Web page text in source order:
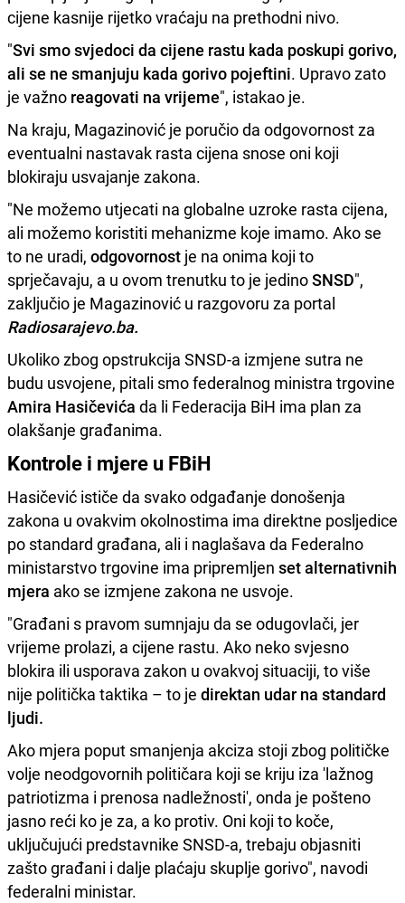
cijene kasnije rijetko vraćaju na prethodni nivo.
"Svi smo svjedoci da cijene rastu kada poskupi gorivo,
ali se ne smanjuju kada gorivo pojeftini. Upravo zato
je važno reagovati na vrijeme", istakao je.
Na kraju, Magazinović je poručio da odgovornost za
eventualni nastavak rasta cijena snose oni koji
blokiraju usvajanje zakona.
"Ne možemo utjecati na globalne uzroke rasta cijena,
ali možemo koristiti mehanizme koje imamo. Ako se
to ne uradi, odgovornost je na onima koji to
sprječavaju, a u ovom trenutku to je jedinoSNSD",
zaključio je Magazinović u razgovoru za portal
Radiosarajevo.ba.
Ukoliko zbog opstrukcija SNSD-a izmjene sutra ne
budu usvojene, pitali smo federalnog ministra trgovine
Amira Hasičevića da li Federacija BiH ima plan za
olakšanje građanima.
Kontrole i mjere u FBiH
Hasičević ističe da svako odgađanje donošenja
zakona u ovakvim okolnostima ima direktne posljedice
po standard građana, ali i naglašava da Federalno
ministarstvo trgovine ima pripremljen set alternativnih
mjera ako se izmjene zakona ne usvoje.
"Građani s pravom sumnjaju da se odugovlači, jer
vrijeme prolazi, a cijene rastu. Ako neko svjesno
blokira ili usporava zakon u ovakvoj situaciji, to više
nije politička taktika – to je direktan udar na standard
ljudi.
Ako mjera poput smanjenja akciza stoji zbog političke
volje neodgovornih političara koji se kriju iza 'lažnog
patriotizma i prenosa nadležnosti', onda je pošteno
jasno reći ko je za, a ko protiv. Oni koji to koče,
uključujući predstavnike SNSD-a, trebaju objasniti
zašto građani i dalje plaćaju skuplje gorivo", navodi
federalni ministar.